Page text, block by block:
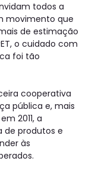
todos a
movimento que
de estimação
o cuidado com
foi tão
cooperativa
pública e, mais
2011, a
produtos e
às